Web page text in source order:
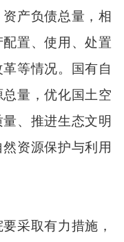
产负债总量，相
置、使用、处置
等情况。国有自
量，优化国土空
、推进生态文明
资源保护与利用
要采取有力措施，